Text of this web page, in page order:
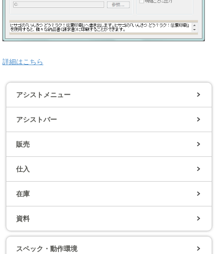
詳細はこちら
アシストメニュー
アシストバー
販売
仕入
在庫
資料
スペック・動作環境